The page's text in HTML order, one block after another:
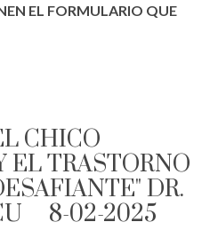
EL FORMULARIO QUE
CHICO
EL TRASTORNO
DR.
8-02-2025